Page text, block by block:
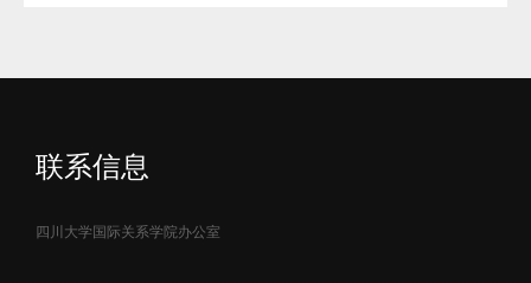
联系信息
四川大学国际关系学院办公室